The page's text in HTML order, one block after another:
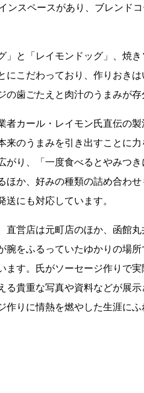
スペースがあり、ブレンド
と「レイモンドッグ」、焼
こだわっており、作りおき
歯ごたえと肉汁のうまみが存
カール・レイモン氏直伝の
のうまみを引き出すことに
り、「一度食べるとやみつ
か、好みの種類の詰め合わせ
にも対応しています。
直営店は元町店のほか、函館
をふるっていたゆかりの場
ます。氏がソーセージ作りで
貴重な写真や資料などが展
りに情熱を燃やした生涯にふ